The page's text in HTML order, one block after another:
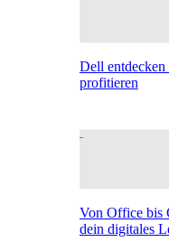
Dell
profitieren
Von Office bis
dein digitales